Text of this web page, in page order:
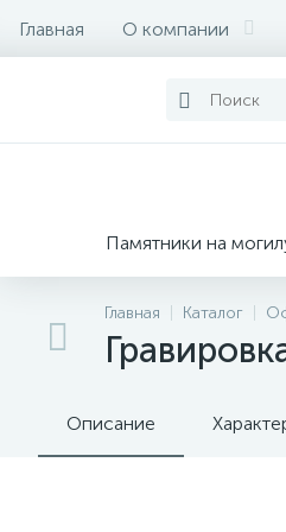
Главная О компании
Памятники на
Главная Каталог
Описание